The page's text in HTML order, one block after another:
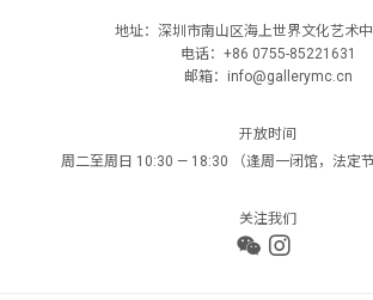
地址：深圳市南山区海上世界文化艺术
电话：+86 0755-85221631
邮箱：info@gallerymc.cn
开放时间
周二至周日 10:30 — 18:30 （逢周一闭馆，法定节
关注我们